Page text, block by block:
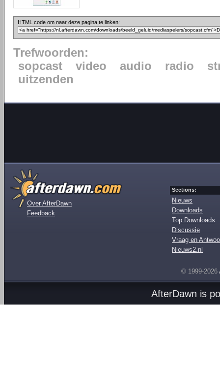
HTML code om naar deze pagina te linken:
Trefwoorden:
sopcast
video audio radio
uitzenden
Over AfterDawn
Feedback
Sections:
Nieuws
Downloads
Top Downloads
Discussie
Vraag en
Nieuws2.nl
© 1999-2026
AfterDawn is